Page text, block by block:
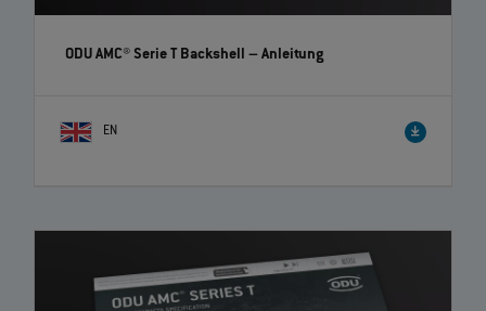
ODU AMC® Serie T Backshell – Anleitung
EN